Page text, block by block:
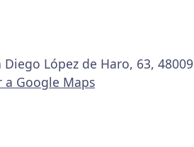
López de Haro, 63, 48009
a Google Maps